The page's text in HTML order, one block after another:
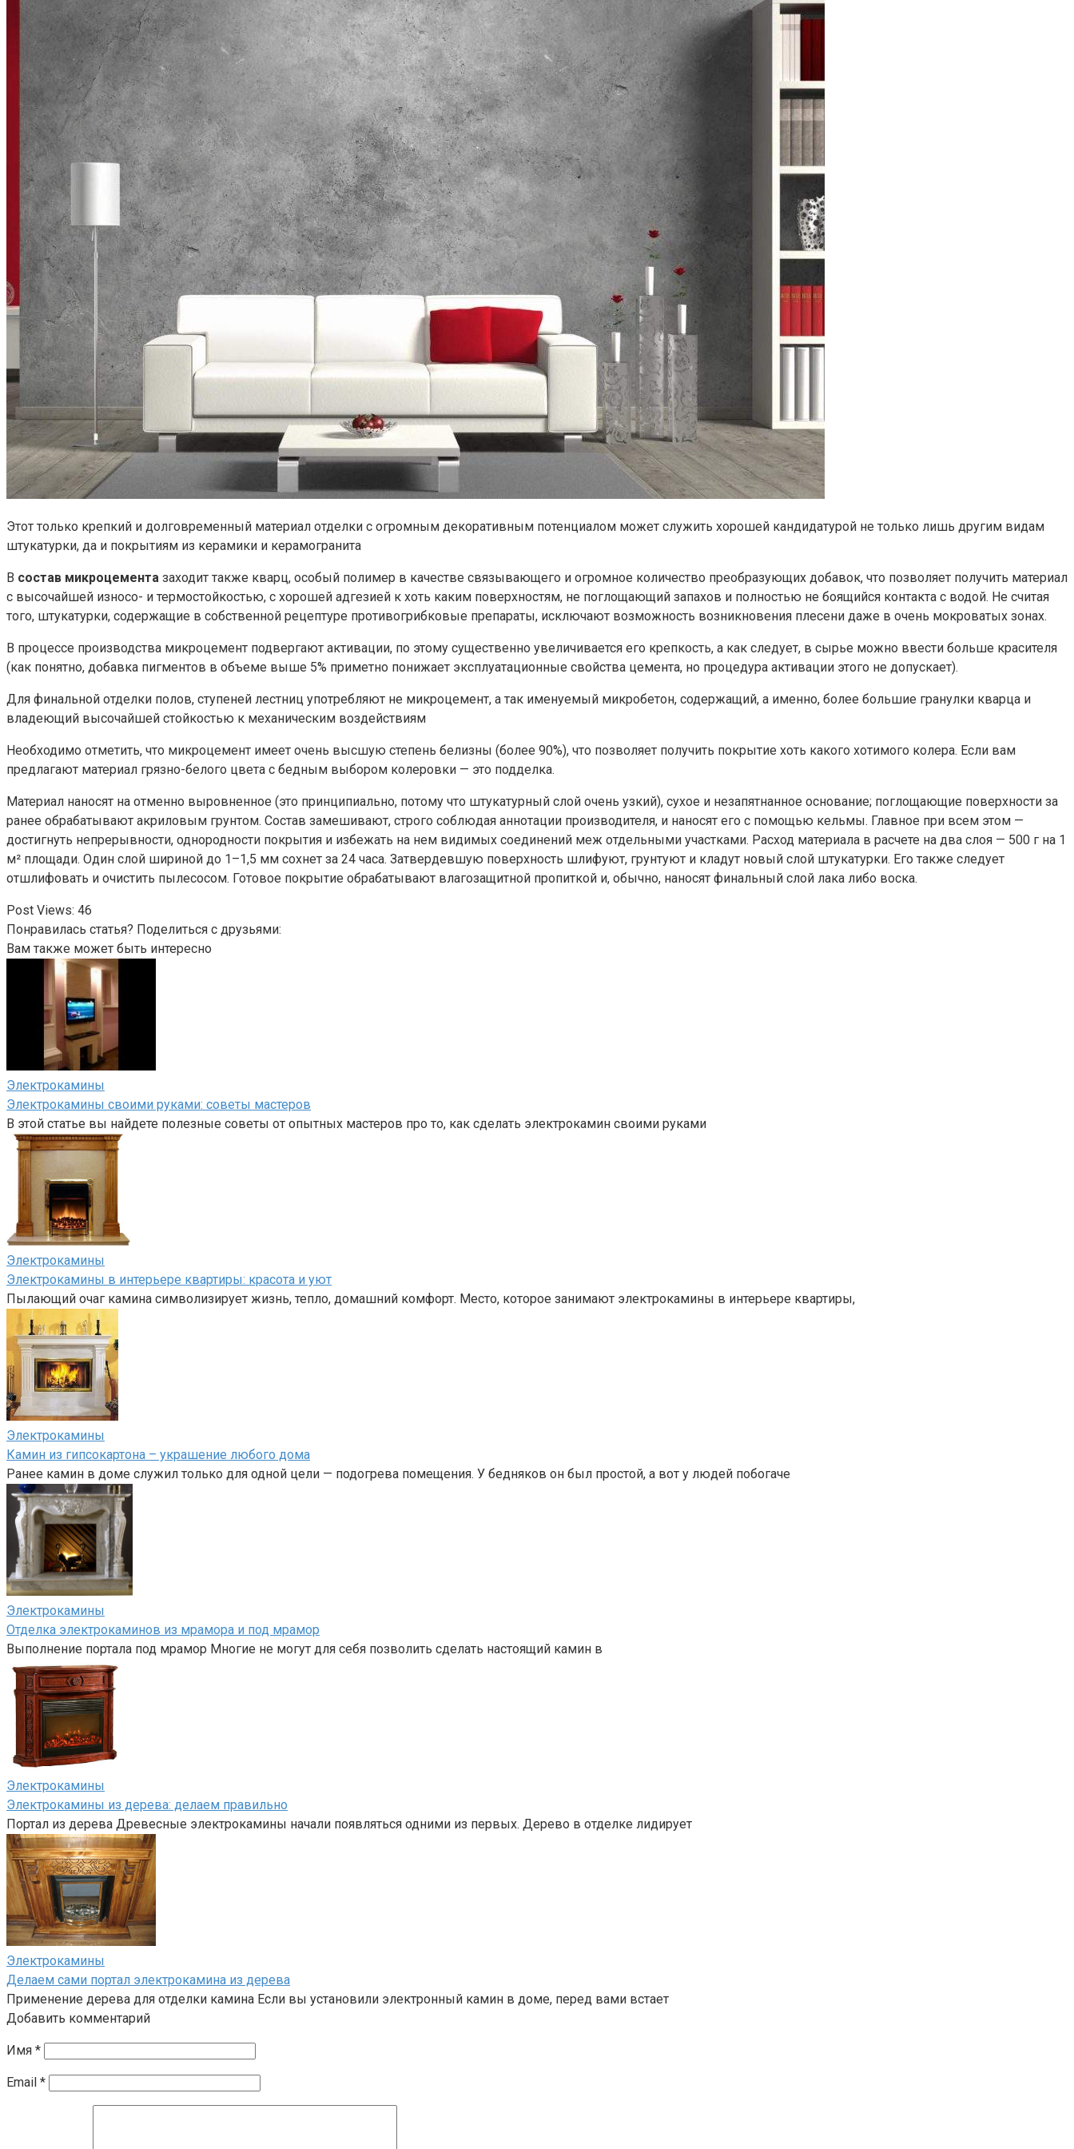
Этот только крепкий и долговременный материал отделки с огромным декоративным потенциалом может служить хорошей кандидатурой не только лишь другим видам
штукатурки, да и покрытиям из керамики и керамогранита
В состав микроцемента заходит также кварц, особый полимер в качестве связывающего и огромное количество преобразующих добавок, что позволяет получить материал
с высочайшей износо- и термостойкостью, с хорошей адгезией к хоть каким поверхностям, не поглощающий запахов и полностью не боящийся контакта с водой. Не считая
того, штукатурки, содержащие в собственной рецептуре противогрибковые препараты, исключают возможность возникновения плесени даже в очень мокроватых зонах.
В процессе производства микроцемент подвергают активации, по этому существенно увеличивается его крепкость, а как следует, в сырье можно ввести больше красителя
(как понятно, добавка пигментов в объеме выше 5% приметно понижает эксплуатационные свойства цемента, но процедура активации этого не допускает).
Для финальной отделки полов, ступеней лестниц употребляют не микроцемент, а так именуемый микробетон, содержащий, а именно, более большие гранулки кварца и
владеющий высочайшей стойкостью к механическим воздействиям
Необходимо отметить, что микроцемент имеет очень высшую степень белизны (более 90%), что позволяет получить покрытие хоть какого хотимого колера. Если вам
предлагают материал грязно-белого цвета с бедным выбором колеровки — это подделка.
Материал наносят на отменно выровненное (это принципиально, потому что штукатурный слой очень узкий), сухое и незапятнанное основание; поглощающие поверхности за
ранее обрабатывают акриловым грунтом. Состав замешивают, строго соблюдая аннотации производителя, и наносят его с помощью кельмы. Главное при всем этом —
достигнуть непрерывности, однородности покрытия и избежать на нем видимых соединений меж отдельными участками. Расход материала в расчете на два слоя — 500 г на 1
м² площади. Один слой шириной до 1–1,5 мм сохнет за 24 часа. Затвердевшую поверхность шлифуют, грунтуют и кладут новый слой штукатурки. Его также следует
отшлифовать и очистить пылесосом. Готовое покрытие обрабатывают влагозащитной пропиткой и, обычно, наносят финальный слой лака либо воска.
Post Views: 46
Понравилась статья? Поделиться с друзьями:
Вам также может быть интересно
Электрокамины
Электрокамины своими руками: советы мастеров
В этой статье вы найдете полезные советы от опытных мастеров про то, как сделать электрокамин своими руками
Электрокамины
Электрокамины в интерьере квартиры: красота и уют
Пылающий очаг камина символизирует жизнь, тепло, домашний комфорт. Место, которое занимают электрокамины в интерьере квартиры,
Электрокамины
Камин из гипсокартона – украшение любого дома
Ранее камин в доме служил только для одной цели — подогрева помещения. У бедняков он был простой, а вот у людей побогаче
Электрокамины
Отделка электрокаминов из мрамора и под мрамор
Выполнение портала под мрамор Многие не могут для себя позволить сделать настоящий камин в
Электрокамины
Электрокамины из дерева: делаем правильно
Портал из дерева Древесные электрокамины начали появляться одними из первых. Дерево в отделке лидирует
Электрокамины
Делаем сами портал электрокамина из дерева
Применение дерева для отделки камина Если вы установили электронный камин в доме, перед вами встает
Добавить комментарий
Имя *
Email *